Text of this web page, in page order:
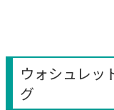
ウォシュレ
グ